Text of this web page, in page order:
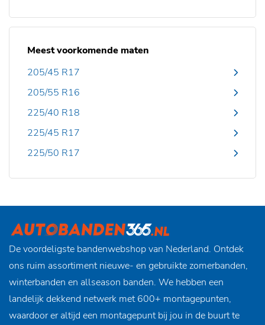
Meest voorkomende maten
205/45 R17
205/55 R16
225/40 R18
225/45 R17
225/50 R17
De voordeligste bandenwebshop van Nederland. Ontdek
ons ruim assortiment nieuwe- en gebruikte zomerbanden,
winterbanden en allseason banden. We hebben een
landelijk dekkend netwerk met 600+ montagepunten,
waardoor er altijd een montagepunt bij jou in de buurt te